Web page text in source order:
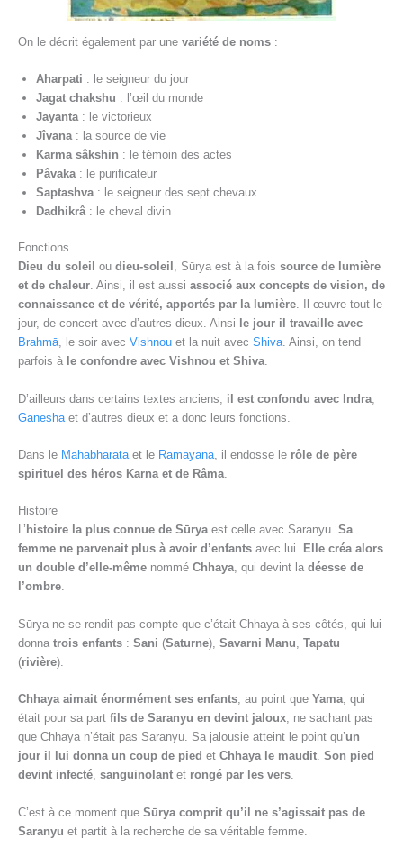
On le décrit également par une variété de noms :
Aharpati : le seigneur du jour
Jagat chakshu : l’œil du monde
Jayanta : le victorieux
Jîvana : la source de vie
Karma sâkshin : le témoin des actes
Pâvaka : le purificateur
Saptashva : le seigneur des sept chevaux
Dadhikrâ : le cheval divin
Fonctions
Dieu du soleil ou dieu-soleil , Sūrya est à la fois source de lumière
et de chaleur. Ainsi, il est aussi associé aux concepts de vision, de
connaissance et de vérité, apportés par la lumière. Il œuvre tout le
jour, de concert avec d’autres dieux. Ainsi le jour il travaille avec
Brahmā, le soir avec Vishnou et la nuit avec Shiva. Ainsi, on tend
parfois à le confondre avec Vishnou et Shiva.
D’ailleurs dans certains textes anciens, il est confondu avec Indra
Ganesha et d’autres dieux et a donc leurs fonctions.
Dans le Mahābhārata et le Rāmāyana , il endosse le rôle de père
spirituel des héros Karna et de Râma
Histoire
L’ histoire la plus connue de Sūryaest celle avec Saranyu. Sa
femme ne parvenait plus à avoir d’enfants avec lui. Elle créa alors
un double d’elle-même nommé Chhaya, qui devint la déesse de
l’ombre.
Sūrya ne se rendit pas compte que c’était Chhaya à ses côtés, qui lui
donna trois enfants : Sani (Saturne), Savarni Manu Tapatu
(rivière).
Chhaya aimait énormément ses enfants, au point que Yama, qui
était pour sa part fils de Saranyu en devint jaloux, ne sachant pas
que Chhaya n’était pas Saranyu. Sa jalousie atteint le point qu’un
jour il lui donna un coup de pied et Chhaya le maudit. Son pied
devint infecté, sanguinolant et rongé par les vers.
C’est à ce moment que Sūrya comprit qu’il ne s’agissait pas de
Saranyu et partit à la recherche de sa véritable femme.